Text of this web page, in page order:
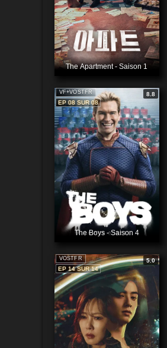
The Apartment - Saison 1
VF+VOSTFR
8.8
EP 08 SUR 08
The Boys - Saison 4
VOSTFR
5.0
EP 14 SUR 14